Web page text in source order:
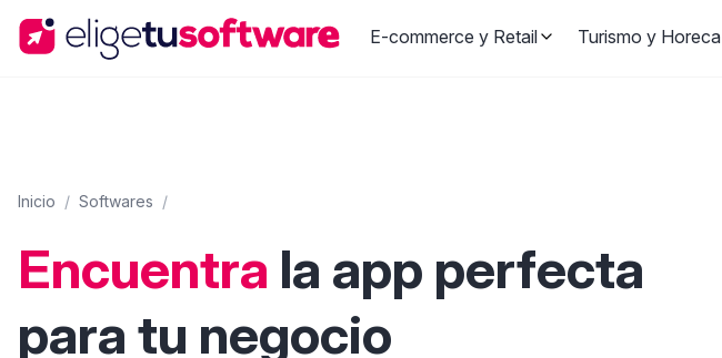
E-commerce y Retail Turismo y Horeca
Inicio / Softwares /
Encuentra la app perfecta
para tu negocio